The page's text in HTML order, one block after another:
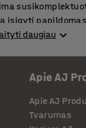
įsigyti
aplinkas,
darbo saugos
eismo
efektyviai
daugiau
Apie AJ
Apie AJ
Tvarumas